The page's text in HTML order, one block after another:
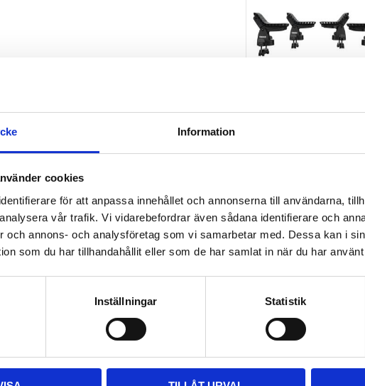
Information
cookies
för att anpassa innehållet och annonserna till användarna,
vår trafik. Vi vidarebefordrar även sådana identifierare och
och annons- och analysföretag som vi samarbetar med. Dessa kan i
som du har tillhandahållit eller som de har samlat in när du har
Inställningar Statistik